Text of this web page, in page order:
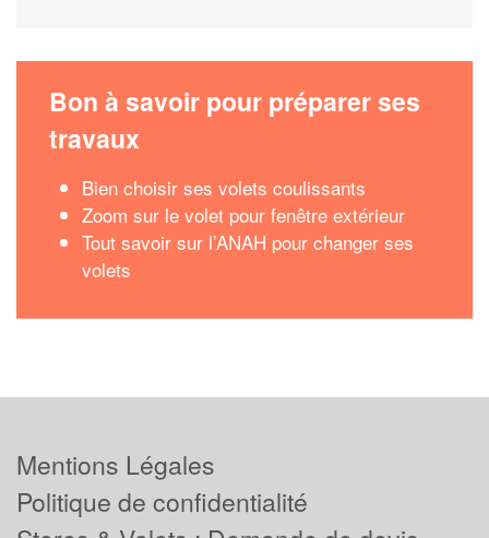
Bon à savoir pour préparer ses
travaux
Bien choisir ses volets coulissants
Zoom sur le volet pour fenêtre extérieur
Tout savoir sur l’ANAH pour changer ses
volets
Mentions Légales
Politique de confidentialité